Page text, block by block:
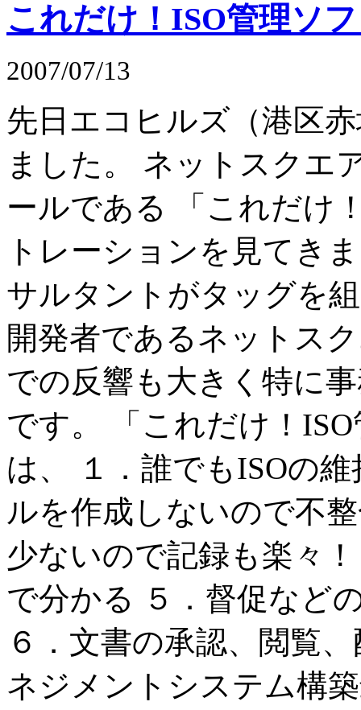
これだけ！ISO管理ソ
2007/07/13
先日エコヒルズ（港区
ました。 ネットスクエ
ールである 「これだけ
トレーションを見てき
サルタントがタッグを
開発者であるネットス
での反響も大きく特に
です。 「これだけ！
は、 １．誰でもISOの
ルを作成しないので不
少ないので記録も楽々
で分かる ５．督促など
６．文書の承認、閲覧
ネジメントシステム構